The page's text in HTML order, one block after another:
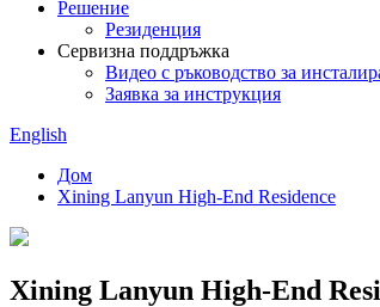
Решение
Резиденция
Сервизна поддръжка
Видео с ръководство за
Заявка за инструкция
English
Дом
Xining Lanyun High-End Residence
Xining Lanyun High-End